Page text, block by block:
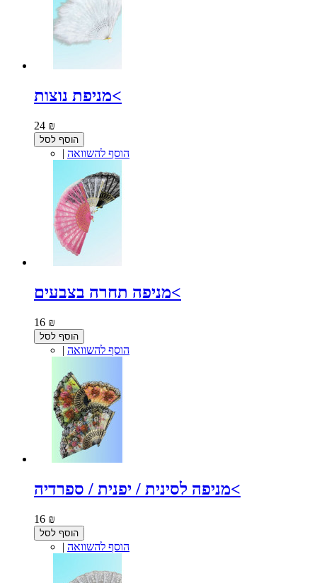
מניפת נוצות<
24 ₪
הוסף לסל
| הוסף להשוואה
מניפה תחרה בצבעים<
16 ₪
הוסף לסל
| הוסף להשוואה
מניפה לסינית / יפנית / ספרדיה<
16 ₪
הוסף לסל
| הוסף להשוואה